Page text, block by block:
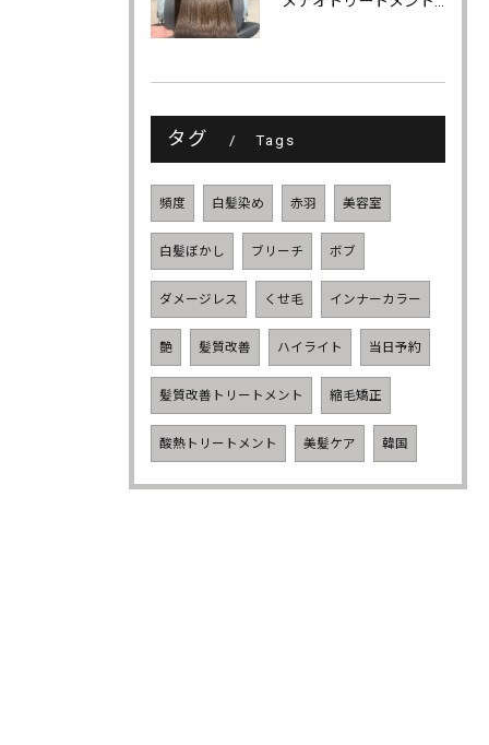
タグ Tags
頻度 白髪染め 赤羽 美容室
白髪ぼかし ブリーチ ボブ
ダメージレス くせ毛 インナーカラー
艶 髪質改善 ハイライト 当日予約
髪質改善トリートメント 縮毛矯正
酸熱トリートメント 美髪ケア 韓国